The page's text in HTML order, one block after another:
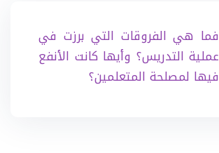
فما هي الفروقات التي برزت في
عملية التدريس؟ وأيها كانت الأنفع
فيها لمصلحة المتعلمين؟